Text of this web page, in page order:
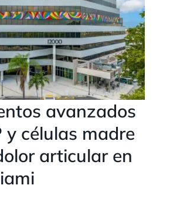
avanzados
y células madre
articular en